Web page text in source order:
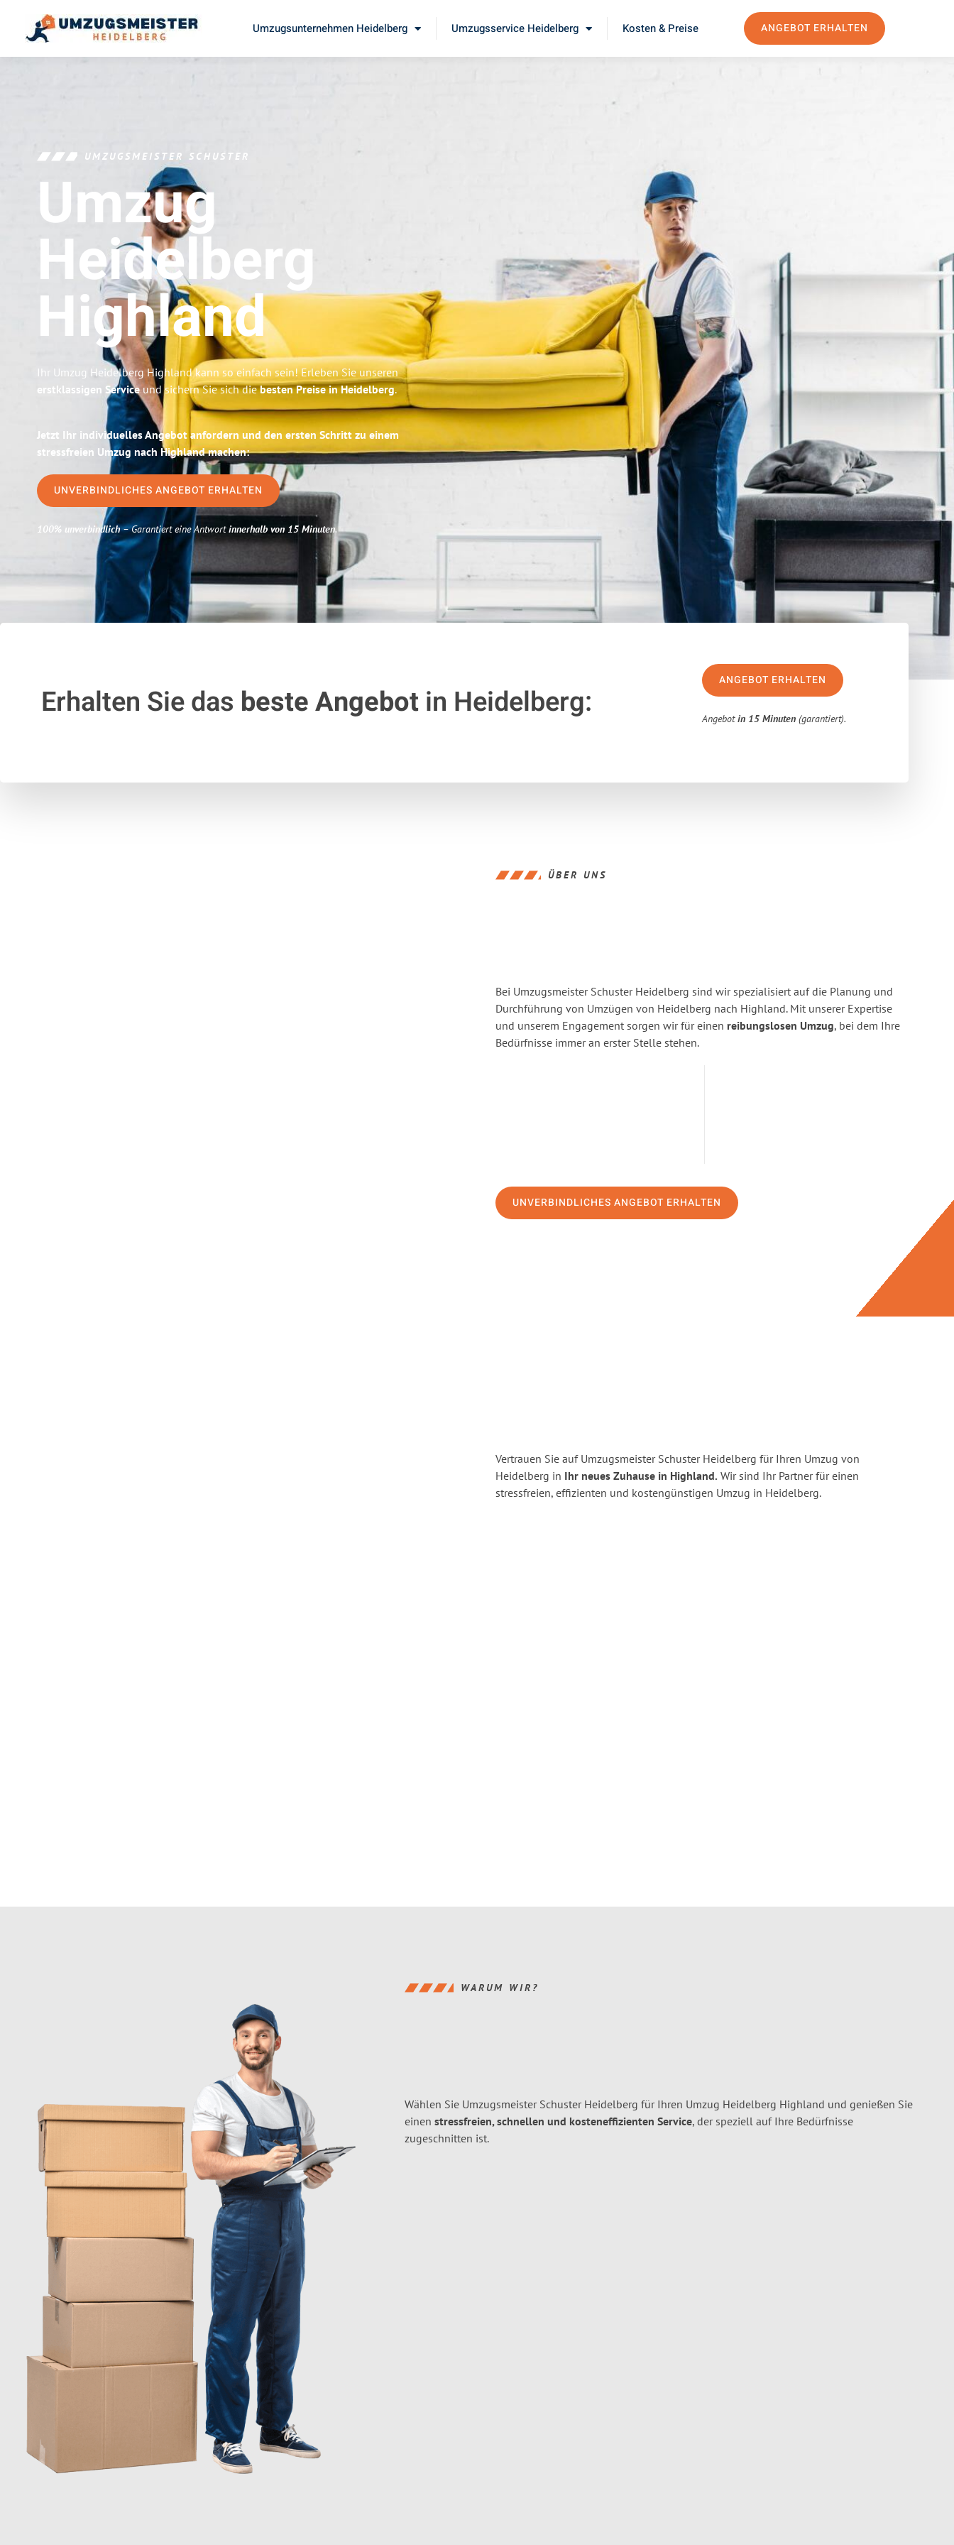
Umzugsunternehmen Heidelberg Umzugsservice Heidelberg Kosten & Preise ANGEBOT ERHALTEN
UMZUGSMEISTER SCHUSTER
Umzug
Heidelberg
Highland
Ihr Umzug Heidelberg Highland kann so einfach sein! Erleben Sie unseren
erstklassigen Serviceund sichern Sie sich diebesten Preise in Heidelberg.
Jetzt Ihr individuelles Angebot anfordern und den ersten Schritt zu einem
stressfreien Umzug nach Highland machen:
UNVERBINDLICHES ANGEBOT ERHALTEN
100% unverbindlich– Garantiert eine Antwortinnerhalb von 15 Minuten.
Erhalten Sie das beste Angebotin Heidelberg:
ANGEBOT ERHALTEN
Angebotin 15 Minuten (garantiert).
ÜBER UNS
Bei Umzugsmeister Schuster Heidelberg sind wir spezialisiert auf die Planung und
Durchführung von Umzügen von Heidelberg nach Highland. Mit unserer Expertise
und unserem Engagement sorgen wir für einen reibungslosen Umzug, bei dem Ihre
Bedürfnisse immer an erster Stelle stehen.
UNVERBINDLICHES ANGEBOT ERHALTEN
Vertrauen Sie auf Umzugsmeister Schuster Heidelberg für Ihren Umzug von
Heidelberg in Ihr neues Zuhause in Highland. Wir sind Ihr Partner für einen
stressfreien, effizienten und kostengünstigen Umzug in Heidelberg.
WARUM WIR?
Wählen Sie Umzugsmeister Schuster Heidelberg für Ihren Umzug Heidelberg Highland und genießen Sie
einen stressfreien, schnellen und kosteneffizienten Service, der speziell auf Ihre Bedürfnisse
zugeschnitten ist.